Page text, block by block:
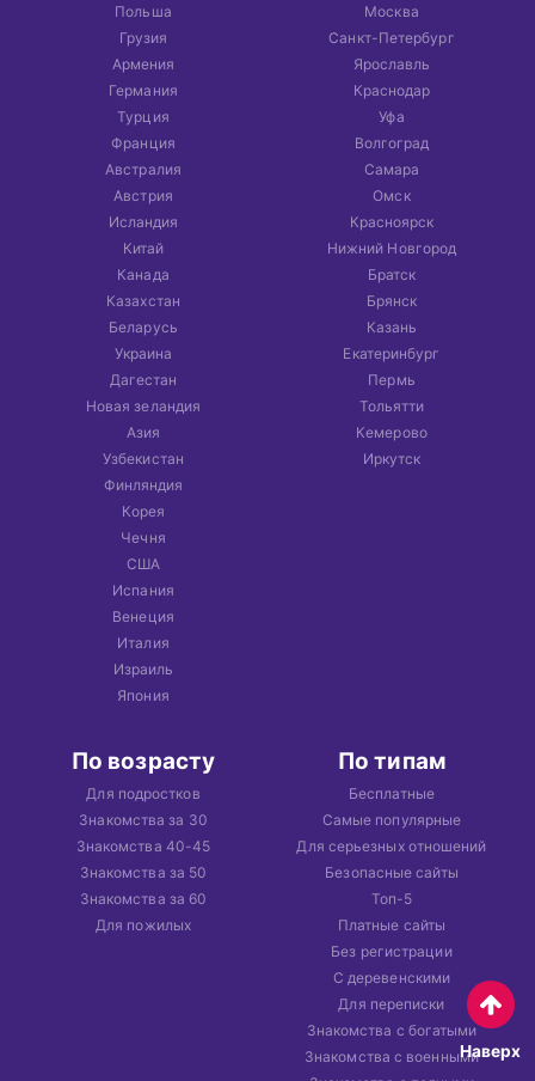
Польша
Грузия
Армения
Германия
Турция
Франция
Австралия
Австрия
Исландия
Китай
Канада
Казахстан
Беларусь
Украина
Дагестан
Новая зеландия
Азия
Узбекистан
Финляндия
Корея
Чечня
США
Испания
Венеция
Италия
Израиль
Япония
Москва
Санкт-Петербург
Ярославль
Краснодар
Уфа
Волгоград
Самара
Омск
Красноярск
Нижний Новгород
Братск
Брянск
Казань
Екатеринбург
Пермь
Тольятти
Кемерово
Иркутск
По возрасту
Для подростков
Знакомства за 30
Знакомства 40-45
Знакомства за 50
Знакомства за 60
Для пожилых
По типам
Бесплатные
Самые популярные
Для серьезных отношений
Безопасные сайты
Топ-5
Платные сайты
Без регистрации
С деревенскими
Для переписки
Знакомства с богатыми
Знакомства с военнымиНаверх